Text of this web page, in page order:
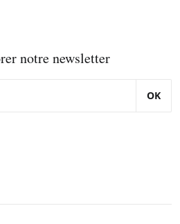
notre newsletter
OK